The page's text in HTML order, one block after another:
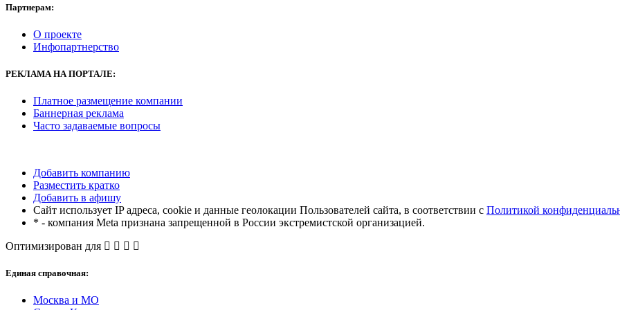
Партнерам:
О проекте
Инфопартнерство
РЕКЛАМА НА ПОРТАЛЕ:
Платное размещение компании
Баннерная реклама
Часто задаваемые вопросы
Добавить компанию
Разместить кратко
Добавить в афишу
Сайт использует IP адреса, cookie и данные геолокации Пользователей сайта, в соответствии с Политикой
* - компания Meta признана запрещенной в России экстремистской организацией.
Оптимизирован для
Единая справочная:
Москва и МО